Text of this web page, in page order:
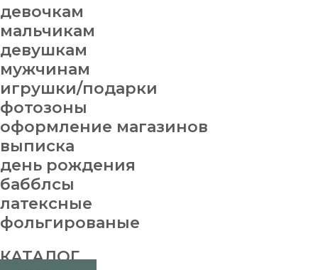
девочкам
мальчикам
девушкам
мужчинам
игрушки/подарки
фотозоны
оформление магазинов
выписка
день рождения
бабблсы
латексные
фольгированые
КАТАЛОГ